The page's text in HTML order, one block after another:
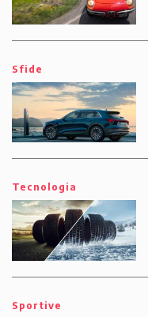
Sfide
Tecnologia
Sportive